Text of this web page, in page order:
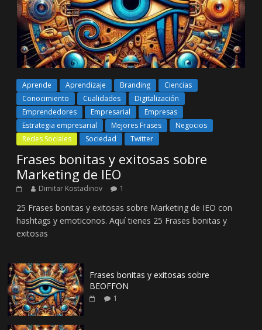
Aprende Aprendizaje Branding
Ciencias
Conocimiento
Cualidades
Digitalización
Emprendedores
Empresarial
Empresas
Estrategia empresarial
Mejores Frases
Negocios
Redes Sociales
Sociedad Twitter
Frases bonitas y exitosas sobre
Marketing de IEO
Dimitar Kostadinov 1
25 Frases bonitas y exitosas sobre Marketing de IEO con
hashtags y emoticonos. Aquí tienes 25 Frases bonitas y
exitosas
Frases bonitas y exitosas sobre
BEOFFON
1